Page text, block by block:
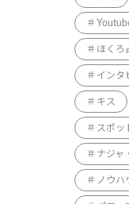
ほくろ
インタ
キス
スポッ
ナジャ
ノウハ